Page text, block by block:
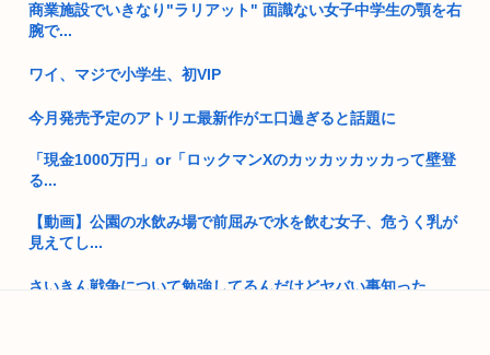
高市早苗「袴田さんを犯人だと思ってないわよ！判決が到底承
服できな...
さっき地方国立大学のやつが東大再受験するってスレたててた
500発表...
けの別...
商業施設でいきなり"ラリアット" 面識ない女子中学生の顎を右
腕で...
ワイ、マジで小学生、初VIP
今月発売予定のアトリエ最新作がエ口過ぎると話題に
「現金1000万円」or「ロックマンXのカッカッカッカって壁登
る...
【動画】公園の水飲み場で前屈みで水を飲む女子、危うく乳が
見えてし...
さいきん戦争について勉強してるんだけどヤバい事知った